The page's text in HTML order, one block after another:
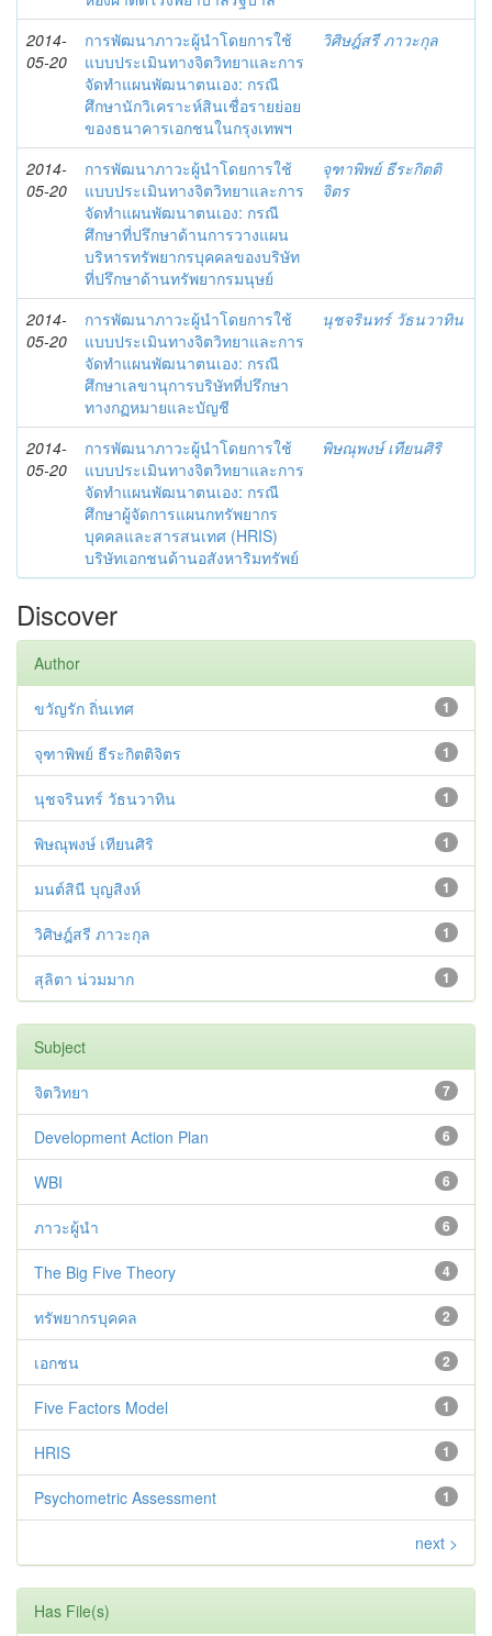
2014-
05-20
การพัฒนาภาวะผู้นำโดยการใช้
แบบประเมินทางจิตวิทยาและการ
จัดทำแผนพัฒนาตนเอง: กรณี
ศึกษานักวิเคราะห์สินเชื่อรายย่อย
ของธนาคารเอกชนในกรุงเทพฯ
วิศิษฎ์สรี ภาวะกุล
2014-
05-20
การพัฒนาภาวะผู้นำโดยการใช้
แบบประเมินทางจิตวิทยาและการ
จัดทำแผนพัฒนาตนเอง: กรณี
ศึกษาที่ปรึกษาด้านการวางแผน
บริหารทรัพยากรบุคคลของบริษัท
ที่ปรึกษาด้านทรัพยากรมนุษย์
จุฑาพิพย์ ธีระกิตติ
จิตร
2014-
05-20
การพัฒนาภาวะผู้นำโดยการใช้
แบบประเมินทางจิตวิทยาและการ
จัดทำแผนพัฒนาตนเอง: กรณี
ศึกษาเลขานุการบริษัทที่ปรึกษา
ทางกฏหมายและบัญชี
นุชจรินทร์ วัธนวาทิน
2014-
05-20
การพัฒนาภาวะผู้นำโดยการใช้
แบบประเมินทางจิตวิทยาและการ
จัดทำแผนพัฒนาตนเอง: กรณี
ศึกษาผู้จัดการแผนกทรัพยากร
บุคคลและสารสนเทศ (HRIS)
บริษัทเอกชนด้านอสังหาริมทรัพย์
พิษณุพงษ์ เทียนศิริ
Discover
Author
1
ขวัญรัก ถิ่นเทศ
1
จุฑาพิพย์ ธีระกิตติจิตร
1
นุชจรินทร์ วัธนวาทิน
1
พิษณุพงษ์ เทียนศิริ
1
มนต์สินี บุญสิงห์
1
วิศิษฎ์สรี ภาวะกุล
1
สุลิตา น่วมมาก
Subject
7
จิตวิทยา
6
Development Action Plan
6
WBI
6
ภาวะผู้นำ
4
The Big Five Theory
2
ทรัพยากรบุคคล
2
เอกชน
1
Five Factors Model
1
HRIS
1
Psychometric Assessment
next >
Has File(s)